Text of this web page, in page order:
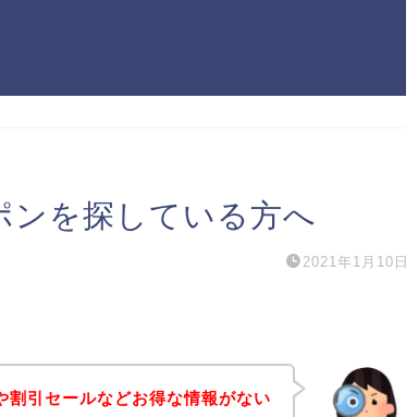
ンを探している方へ
2021年1月10日
割引セールなどお得な情報がない